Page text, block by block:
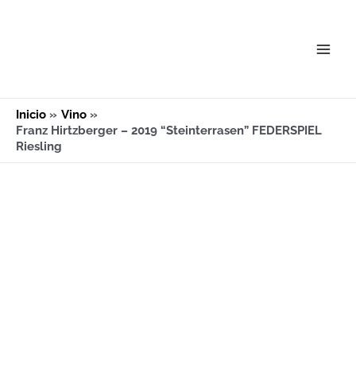
Inicio
Vino
Franz Hirtzberger – 2019 “Steinterrasen” FEDERSPIEL
Riesling